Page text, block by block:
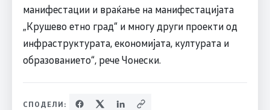
манифестации и враќање на манифестацијата
„Крушево етно град“ и многу други проекти од
инфраструктурата, економијата, културата и
образованието“, рече Чонески.
СПОДЕЛИ: